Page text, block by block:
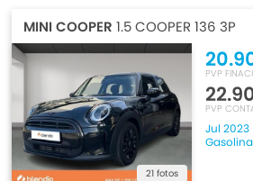
MINI COOPER 1.5 COOPER 136 3P
21 fotos
PVP
PVP
Jul 2023
Gasolina